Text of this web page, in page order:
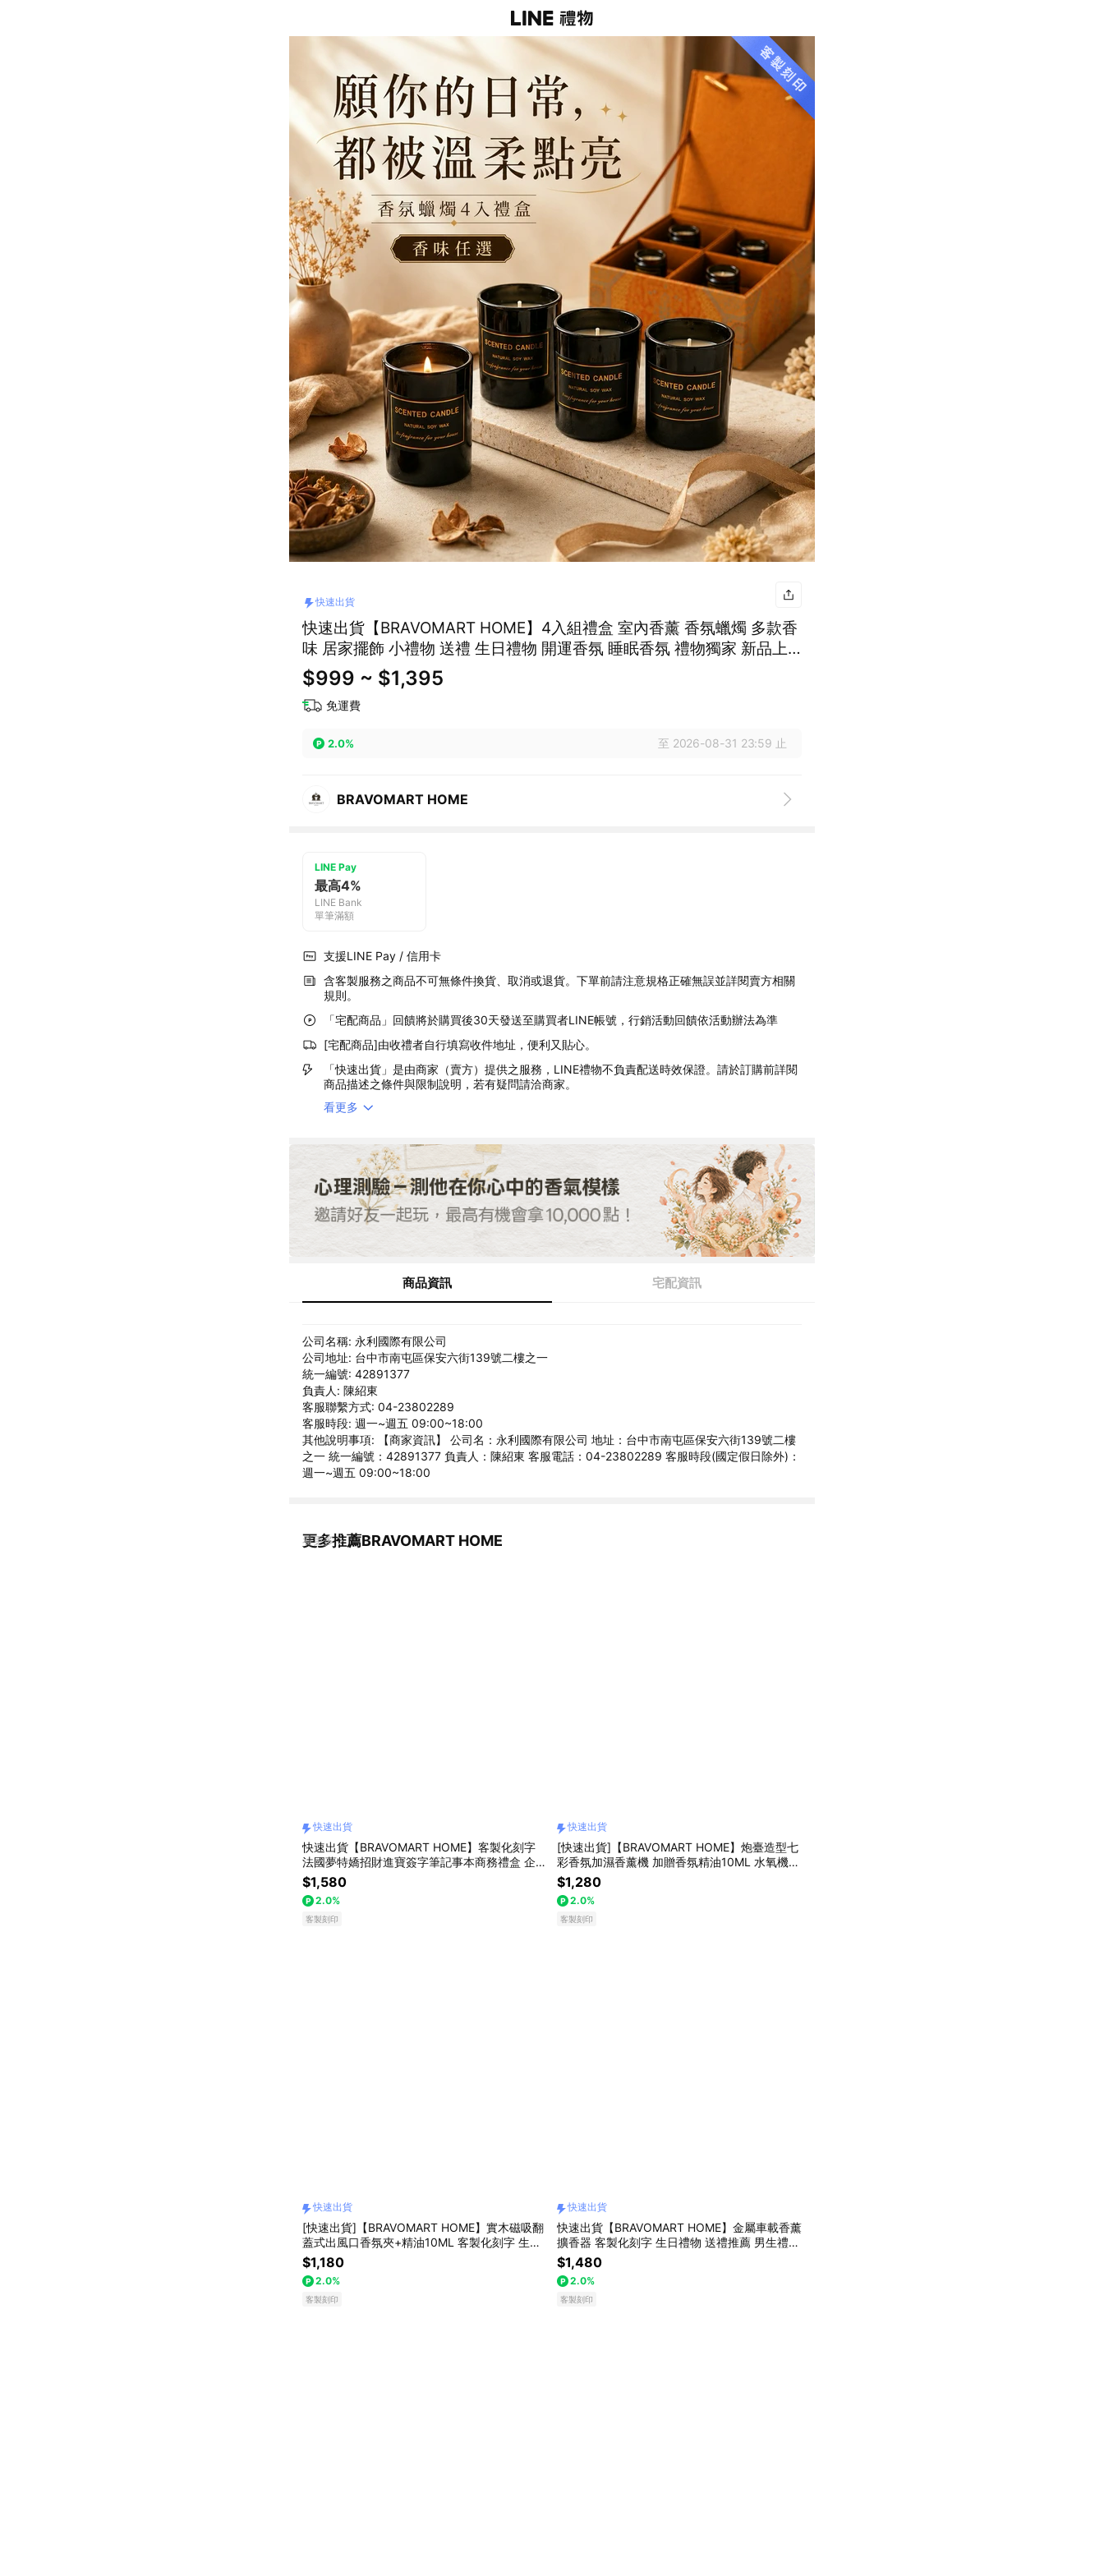
快速出貨
快速出貨【BRAVOMART HOME】4入組禮盒 室內香薰 香氛蠟燭 多款香
味 居家擺飾 小禮物 送禮 生日禮物 開運香氛 睡眠香氛 禮物獨家 新品上
市 香水香氛 療癒禮物 巨蟹座 獅子座
$999 ~ $1,395
免運費
2.0% 至 2026-08-31 23:59 止
BRAVOMART HOME
LINE Pay
最高4%
LINE Bank
單筆滿額
支援LINE Pay / 信用卡
含客製服務之商品不可無條件換貨、取消或退貨。下單前請注意規格正確無誤並詳閱賣方相關
規則。
「宅配商品」回饋將於購買後30天發送至購買者LINE帳號，行銷活動回饋依活動辦法為準
[宅配商品]由收禮者自行填寫收件地址，便利又貼心。
「快速出貨」是由商家（賣方）提供之服務，LINE禮物不負責配送時效保證。請於訂購前詳閱
商品描述之條件與限制說明，若有疑問請洽商家。
看更多
商品資訊 宅配資訊
公司名稱: 永利國際有限公司
公司地址: 台中市南屯區保安六街139號二樓之一
統一編號: 42891377
負責人: 陳紹東
客服聯繫方式: 04-23802289
客服時段: 週一~週五 09:00~18:00
其他說明事項: 【商家資訊】 公司名：永利國際有限公司 地址：台中市南屯區保安六街139號二樓
之一 統一編號：42891377 負責人：陳紹東 客服電話：04-23802289 客服時段(國定假日除外)：
週一~週五 09:00~18:00
更多推薦BRAVOMART HOME
看更多
快速出貨
快速出貨【BRAVOMART HOME】客製化刻字
法國夢特嬌招財進寶簽字筆記事本商務禮盒 企業
送禮 商務金屬鋼珠筆 生日禮物 送禮推薦 巨蟹座
禮物獨家 新品上市 商務送禮 獅子座
$1,580
2.0%
客製刻印
快速出貨
[快速出貨]【BRAVOMART HOME】炮臺造型七
彩香氛加濕香薰機 加贈香氛精油10ML 水氧機
精油燈 加濕器 淨化能量 免費刻字 禮 辦公室小
物 現貨 生日禮物 巨蟹座 開運香氛
$1,280
2.0%
客製刻印
快速出貨
[快速出貨]【BRAVOMART HOME】實木磁吸翻
蓋式出風口香氛夾+精油10ML 客製化刻字 生日
禮物 送禮推薦 男生禮物 禮物獨家 新品上市 商
務送禮 上班族禮物 巨蟹座 獅子座
$1,180
2.0%
客製刻印
快速出貨
快速出貨【BRAVOMART HOME】金屬車載香薰
擴香器 客製化刻字 生日禮物 送禮推薦 男生禮物
巨蟹座 禮物獨家 新品上市 商務送禮 上班族禮物
升遷禮物 送給長輩 獅子座
$1,480
2.0%
客製刻印